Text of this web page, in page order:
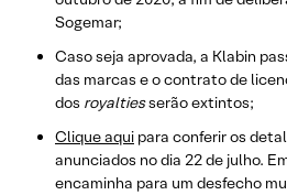
Sogemar;
Caso seja aprovada, a Klabin
das marcas e o contrato de
dos royaltiesserão extintos;
Clique aqui para conferir os
anunciados no dia 22 de julho.
encaminha para um desfecho